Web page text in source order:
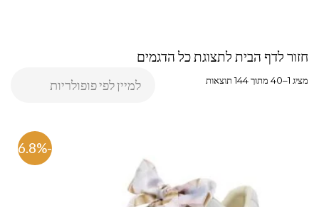
חזור לדף הבית לתצוגת כל הדגמים
מציג 1–40 מתוך 144 תוצאות
-46.8%